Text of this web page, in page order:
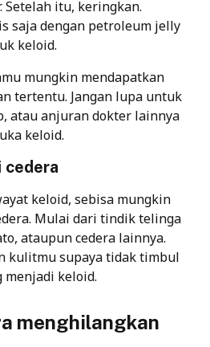
Setelah itu, keringkan.
saja dengan petroleum jelly
keloid.
mungkin mendapatkan
tertentu. Jangan lupa untuk
atau anjuran dokter lainnya
keloid.
cedera
keloid, sebisa mungkin
Mulai dari tindik telinga
ataupun cedera lainnya.
kulitmu supaya tidak timbul
menjadi keloid.
menghilangkan